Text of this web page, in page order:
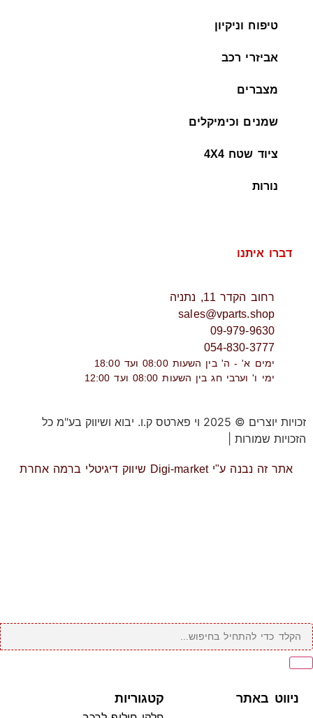
טיפוח וניקיון
אביזרי רכב
מצברים
שמנים וכימיקלים
ציוד שטח 4X4
נורות
דברו איתנו
רחוב הקדר 11, נתניה
sales@vparts.shop
09-979-9630
054-830-3777
ימים א' - ה' בין השעות 08:00 ועד 18:00
ימי ו' וערבי חג בין השעות 08:00 ועד 12:00
זכויות יוצרים © 2025 וי פארטס ק.ו. יבוא ושיווק בע"מ כל
הזכויות שמורות |
אתר זה נבנה ע"י Digi-market שיווק דיגיטלי ברמה אחרת
ניווט באתר קטגוריות